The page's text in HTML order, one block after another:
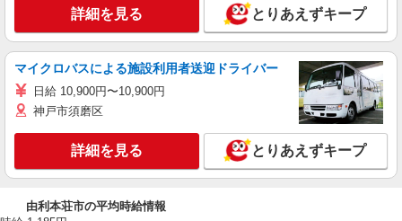
詳細を見る とりあえずキープ
マイクロバスによる施設利用者送迎ドライバー
日給 10,900円〜10,900円
神戸市須磨区
詳細を見る とりあえずキープ
由利本荘市の平均時給情報